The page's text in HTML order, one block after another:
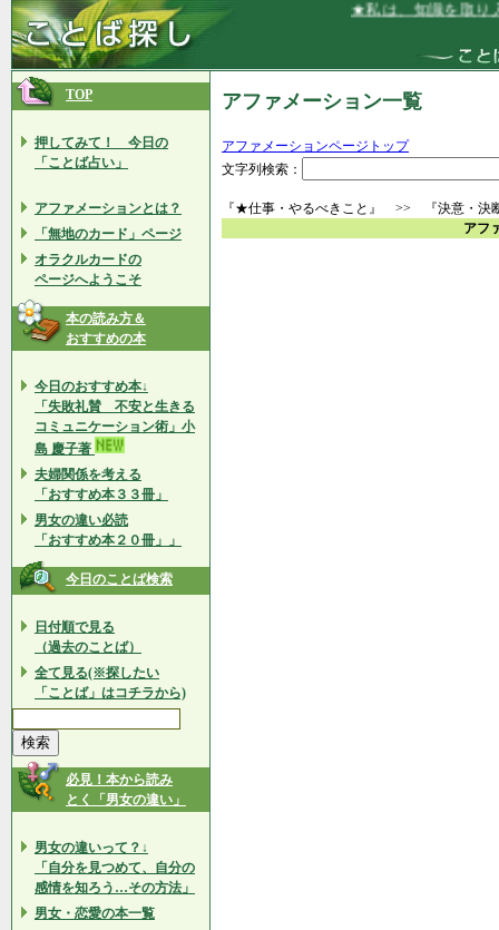
★私は、知識を取り入
TOP
押してみて！ 今日の
「ことば占い」
アファメーションとは？
「無地のカード」ページ
オラクルカードの
ページへようこそ
本の読み方＆
おすすめの本
今日のおすすめ本↓
「失敗礼賛 不安と生きる
コミュニケーション術」小
島 慶子著
夫婦関係を考える
「おすすめ本３３冊」
男女の違い必読
「おすすめ本２０冊」」
今日のことば検索
日付順で見る
（過去のことば）
全て見る(※探したい
「ことば」はコチラから)
必見！本から読み
とく「男女の違い」
男女の違いって？↓
「自分を見つめて、自分の
感情を知ろう…その方法」
男女・恋愛の本一覧
アファメーション一覧
アファメーションページトップ
文字列検索：
『★仕事・やるべきこと』 >> 『決意・決
アフ